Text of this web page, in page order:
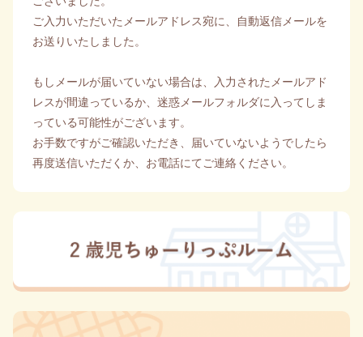
ご入力いただいたメールアドレス宛に、自動返信メールを
お送りいたしました。
もしメールが届いていない場合は、入力されたメールアド
レスが間違っているか、迷惑メールフォルダに入ってしま
っている可能性がございます。
お手数ですがご確認いただき、届いていないようでしたら
再度送信いただくか、お電話にてご連絡ください。